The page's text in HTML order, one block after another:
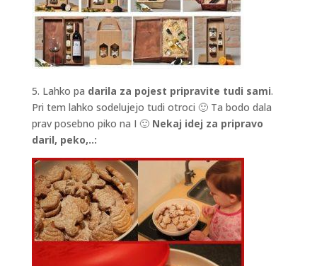
5. Lahko pa darila za pojest pripravite tudi sami.
Pri tem lahko sodelujejo tudi otroci 🙂 Ta bodo dala
prav posebno piko na I 🙂 Nekaj idej za pripravo
daril, peko,..: